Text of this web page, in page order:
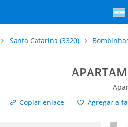
Santa Catarina (3320)
Copiar enlace
Agregar a